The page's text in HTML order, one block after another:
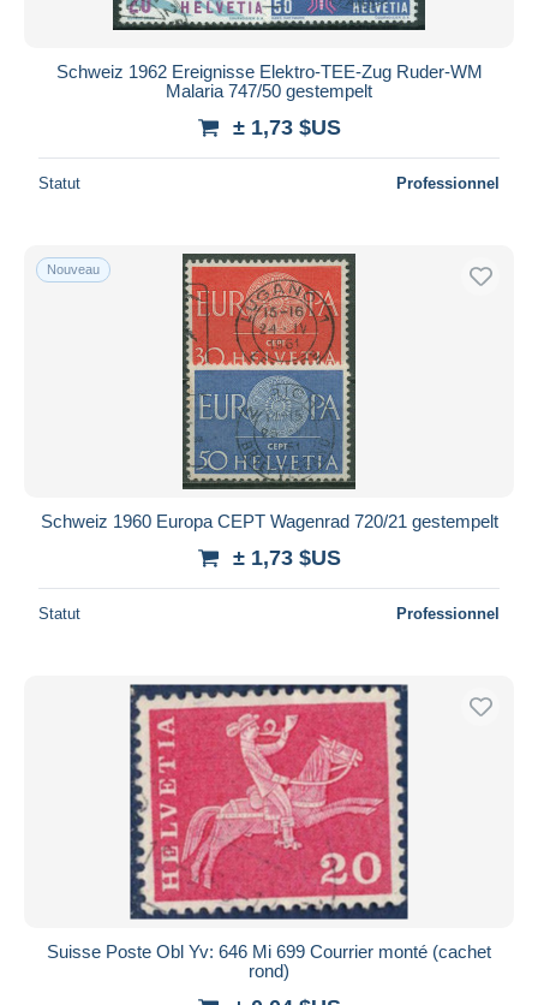
Schweiz 1962 Ereignisse Elektro-TEE-Zug Ruder-WM
Malaria 747/50 gestempelt
± 1,73 $US
Statut Professionnel
Nouveau
Schweiz 1960 Europa CEPT Wagenrad 720/21 gestempelt
± 1,73 $US
Statut Professionnel
Suisse Poste Obl Yv: 646 Mi 699 Courrier monté (cachet
rond)